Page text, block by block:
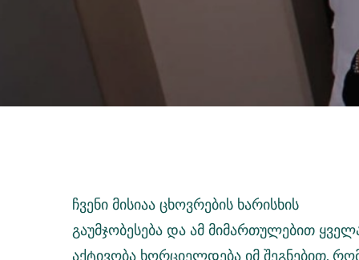
ჩვენი მისიაა ცხოვრების ხარისხის
გაუმჯობესება და ამ მიმართულებით
აქტივობა ხორციელდება იმშეგნებით,